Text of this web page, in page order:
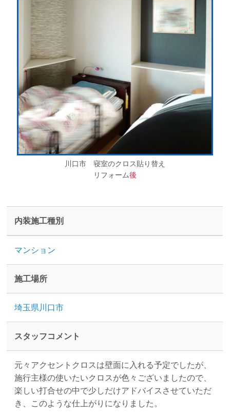
川口市 寝室のクロス貼り替え
リフォーム後
内装施工種別
マンション
施工場所
埼玉県川口市
スタッフコメント
元々アクセントクロスは壁面に入れる予定でしたが、
施行主様の使いたいクロスが色々ございましたので、
楽しい打合せの中で少しだけアドバイスさせていただ
き、このような仕上がりになりました。